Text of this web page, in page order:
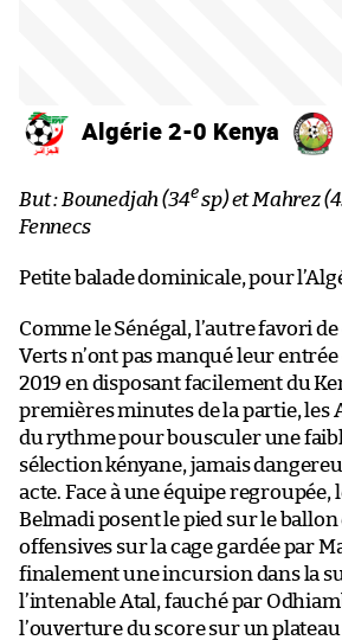
Algérie 2-0 Kenya
But : Bounedjah (34esp) et Mahrez
Fennecs
Petite balade dominicale, pour
Comme le Sénégal, l’autre favori
Verts n’ont pas manqué leur entrée
2019 en disposant facilement du
premières minutes de la partie, les
du rythme pour bousculer une
sélection kényane, jamais
acte. Face à une équipe regroupée,
Belmadi posent le pied sur le
offensives sur la cage gardée par
finalement une incursion dans la
l’intenable Atal, fauché par
l’ouverture du score sur un plateau